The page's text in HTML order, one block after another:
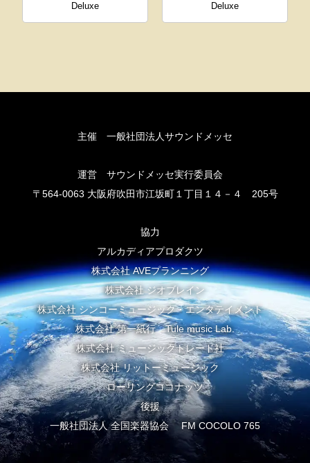
Deluxe
Deluxe
主催 一般社団法人サウンドメッセ
運営 サウンドメッセ実行委員会
〒564-0063 大阪府吹田市江坂町１丁目１４－４ 205号
協力
アルカディアプロダクツ
株式会社 AVEプランニング
株式会社 ジオブレイン
株式会社 シンコーミュージック・エンタテイメント
株式会社 第一紙行 Tule music Lab.
株式会社 ミュージックトレード社
株式会社 リットーミュージック
ローリングココナッツ
後援
一般社団法人 全国楽器協会 FM COCOLO 765